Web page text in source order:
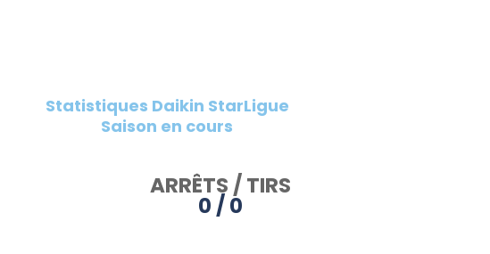
Statistiques Daikin StarLigue
Saison en cours
ARRÊTS / TIRS
0 / 0